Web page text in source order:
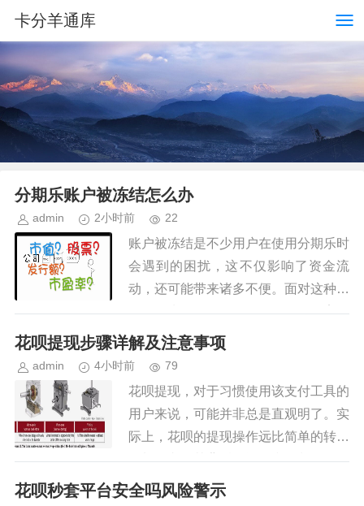
卡分羊通库
分期乐账户被冻结怎么办
admin 2小时前 22
账户被冻结是不少用户在使用分期乐时
会遇到的困扰，这不仅影响了资金流
动，还可能带来诸多不便。面对这种情
况，首先要冷静分析原因，而不是盲目
操作。一般来说，账户被冻结的原因主
花呗提现步骤详解及注意事项
admin 4小时前 79
花呗提现，对于习惯使用该支付工具的
用户来说，可能并非总是直观明了。实
际上，花呗的提现操作远比简单的转账
更加复杂，其背后的逻辑和限制需要仔
细理解才能避免不必要的麻烦。首先要
花呗秒套平台安全吗风险警示